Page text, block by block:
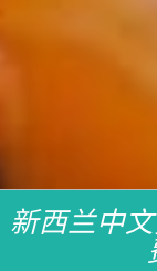
新西兰中